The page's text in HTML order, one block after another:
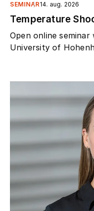
SEMINAR14. aug. 2026
Temperature
Open online
University of